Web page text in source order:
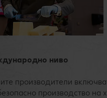
ниво
производители
производство